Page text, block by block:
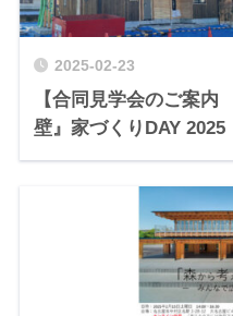
2025-02-23
【合同見学会のご案
壁』家づくりDAY 2025